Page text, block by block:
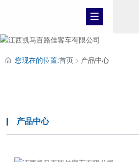
您现在的位置:首页 产品中心
产品中心